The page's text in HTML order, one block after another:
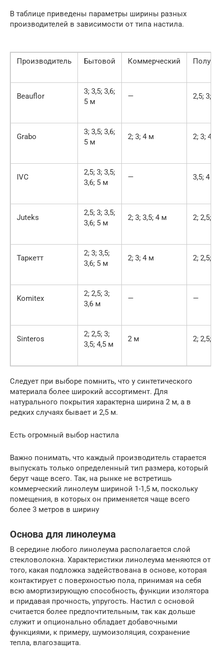
В таблице приведены параметры ширины разных
производителей в зависимости от типа настила.
Производитель Бытовой Коммерческий
Beauflor
3; 3,5; 3,6;
5 м
— 2,5; 3; 4
Grabo
3; 3,5; 3,6;
5 м
2; 3; 4 м 2; 3; 4 м
IVC
2,5; 3; 3,5;
3,6; 5 м
— 3,5; 4 м
Juteks
2,5; 3; 3,5;
3,6; 5 м
2; 3; 3,5; 4 м 2; 2,5;
Таркетт
2; 3; 3,5;
3,6; 5 м
2; 3; 4 м 2; 2,5;
Komitex
2; 2,5; 3;
3,6 м
— —
Sinteros
2; 2,5; 3;
3,5; 4,5 м
2 м 2; 2,5;
Следует при выборе помнить, что у синтетического
материала более широкий ассортимент. Для
натурального покрытия характерна ширина 2 м, а в
редких случаях бывает и 2,5 м.
Есть огромный выбор настила
Важно понимать, что каждый производитель старается
выпускать только определенный тип размера, который
берут чаще всего. Так, на рынке не встретишь
коммерческий линолеум шириной 1-1,5 м, поскольку
помещения, в которых он применяется чаще всего
более 3 метров в ширину
Основа для линолеума
В середине любого линолеума располагается слой
стекловолокна. Характеристики линолеума меняются от
того, какая подложка задействована в основе, которая
контактирует с поверхностью пола, принимая на себя
всю амортизирующую способность, функции изолятора
и придавая прочность, упругость. Настил с основой
считается более предпочтительным, так как дольше
служит и опционально обладает добавочными
функциями, к примеру, шумоизоляция, сохранение
тепла, влагозащита.